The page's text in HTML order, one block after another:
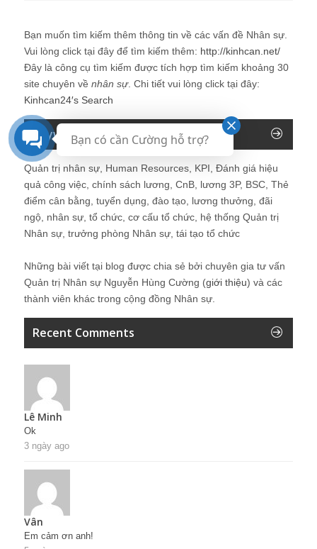
Bạn muốn tìm kiếm thêm thông tin về các vấn đề Nhân sự
Vui lòng click tại đây để tìm kiếm thêm: http://kinhcan.net/
Đây là công cụ tìm kiếm được tích hợp tìm kiếm khoảng 30
site chuyên về nhân sự. Chi tiết vui lòng click tại đây:
Kinhcan24′s Search
Keyword của Blog
Quản trị nhân sự, Human Resources, KPI, Đánh giá hiệu
quả công việc, chính sách lương, CnB, lương 3P, BSC, Thẻ
điểm cân bằng, tuyển dụng, đào tạo, lương thưởng, đãi
ngộ, nhân sự, tổ chức, cơ cấu tổ chức, hệ thống Quản trị
Nhân sự, trưởng phòng Nhân sự, tái tạo tổ chức
Những bài viết tại blog được chia sẻ bởi chuyên gia tư vấn
Quản trị Nhân sự Nguyễn Hùng Cường (giới thiệu) và các
thành viên khác trong cộng đồng Nhân sự.
Recent Comments
Lê Minh
Ok
3 ngày ago
Vân
Em cảm ơn anh!
Bạn có cần Cường hỗ trợ?